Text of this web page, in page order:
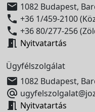
 1082 Budapest,
 +36 1/459-2100
 +36 80/277-256
 Nyitvatartás
Ügyfélszolgálat
 1082 Budapest,

 Nyitvatartás